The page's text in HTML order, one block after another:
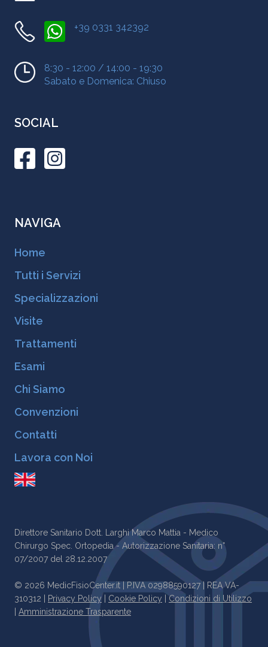
+39 0331 342392
8:30 - 12:00 / 14:00 - 19:30
Sabato e Domenica: Chiuso
SOCIAL
NAVIGA
Home
Tutti i Servizi
Specializzazioni
Visite
Trattamenti
Esami
Chi Siamo
Convenzioni
Contatti
Lavora con Noi
Direttore Sanitario Dott. Larghi Marco Mattia - Medico
Chirurgo Spec. Ortopedia - Autorizzazione Sanitaria: n°
07/2007 del 28.12.2007
© 2026 MedicFisioCenter.it | P.IVA 02988590127 | REA VA-
310312 |
Privacy Policy| Cookie Policy |Condizioni di Utilizzo
Amministrazione Trasparente